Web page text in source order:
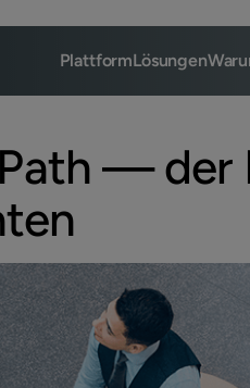
PlattformLösungen
— der